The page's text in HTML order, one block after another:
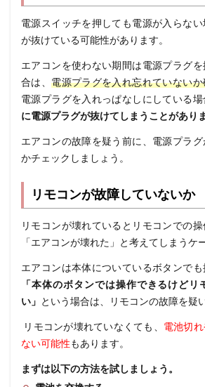
電源スイッチを押しても電源が入らな
が抜けている可能性があります。
エアコンを使わない期間は電源プラグ
合は、電源プラグを入れ忘れていない
電源プラグを入れっぱなしにしている
に電源プラグが抜けてしまうことがありま
エアコンの故障を疑う前に、電源プラ
かチェックしましょう。
リモコンが故障していないか
リモコンが壊れているとリモコンでの操
「エアコンが壊れた」と考えてしまうケ
エアコンは本体についているボタンでも
「本体のボタンでは操作できるけど
い」 という場合は、リモコンの故障を疑
リモコンが壊れていなくても、 電池切
ない可能性もあります。
まずは以下の方法を試しましょう。